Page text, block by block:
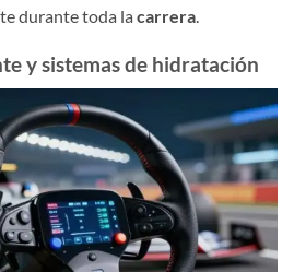
durante toda la carrera
y sistemas de hidratación